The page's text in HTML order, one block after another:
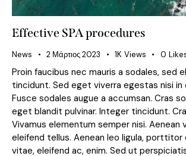
Effective SPA procedures
News 2 Μάρτιος 2023 1K Views 0
Proin faucibus nec mauris a sodales, sed
tincidunt. Sed eget viverra egestas nisi in
Fusce sodales augue a accumsan. Cras
eget blandit pulvinar. Integer tincidunt.
Vivamus elementum semper nisi. Aenean
eleifend tellus. Aenean leo ligula, porttitor
vitae, eleifend ac, enim. Sed ut